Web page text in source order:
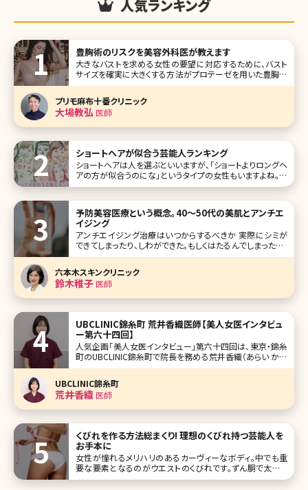
人気ランキング
豊胸術のリスクを美容外科医が教えます
大きなバストを求める女性の要望に対応するために、バスト
サイズを確実に大きくする方法がプロテーゼを用いた豊胸術
になります。ここではプロテーゼを用いた豊胸手術を中心に
解剖から、リスク、ダウンタイムまで分かりやすく解説します。
豊胸術・プロテーゼ挿入位置はこうして決める ご自分のバス
トがどのように
プリモ麻布十番クリニック
大場教弘医師
ショートヘアが似合う芸能人ランキング
ショートヘアは人を選ぶといいますが、「ショートよりロングヘ
アの方が似合うのにな」というタイプの女性もいますよね。一
般では目鼻立ちのはっきりした人がショートやベリーショート
能人をランキングにして
予防美容医療という概念。40〜50代の美肌とアンチエ
イジング
アンチエイジング治療はいつからするべきか 実際にシミが
できてしまったり、しわができた。もしくはたるんでしまった。そ
うなってからそれを治すのは大変です。これは体の中のこと
る大変さと比較して、なる前に食事など気をつけているほう
がどれだけ
六本木スキンクリニック
鈴木稚子医師
UBCLINIC錦糸町 荒井香織医師【美人女医インタビュ
ー第六十四回】
人気企画「美人女医インタビュー」第六十四回は、東京・錦糸
町のUBCLINIC錦糸町で院長を務める荒井香織（あらい かお
り）先生です。 レアな、歯科医師と医師のダブルライセンス保
持者。それだけでも努力家であり、探求家であると知れます
が、不安を持って来院する患者さんに笑顔で丁寧なカウンセ
リングをし
UBCLINIC錦糸町
荒井香織医師
くびれを作る方法総まくり! 理想のくびれ持つ芸能人を
お手本に
女性が憧れるメリハリのあるカーヴィーなボディ。中でも重
要な要素となるのがウエストのくびれです。ずん胴で太いウ
エストや、ただ細いだけのしまりのないウエストも美しいボデ